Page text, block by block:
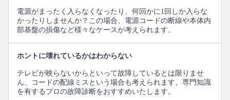
電源がまったく入らなくなったり、何回かに1回しか入らな
かったりしませんか？この場合、電源コードの断線や本体内
部基盤の損傷など様々なケースが考えられます。
ホントに壊れているかはわからない
テレビが映らないからといって故障しているとは限りませ
ん、コードの配線ミスという場合も考えられます。専門知識
を有するプロの故障診断をおすすめいたします。